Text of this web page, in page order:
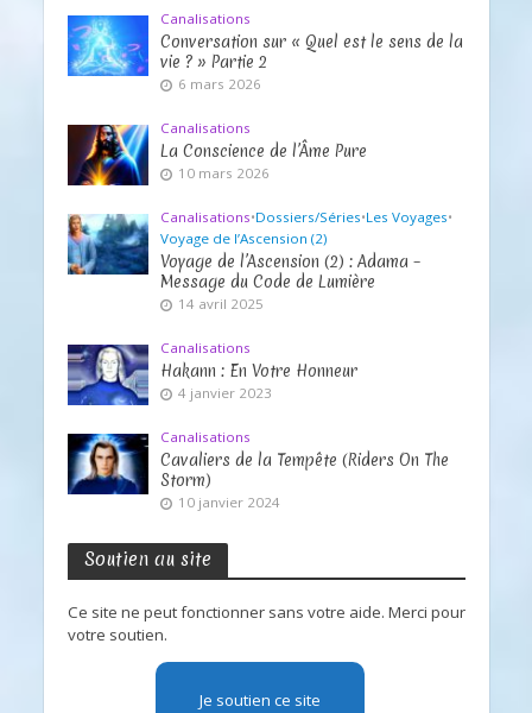
Canalisations
Conversation sur « Quel est le sens de la
vie ? » Partie 2
6 mars 2026
Canalisations
La Conscience de l’Âme Pure
10 mars 2026
Canalisations•Dossiers/Séries•Les Voyages•
Voyage de l’Ascension (2)
Voyage de l’Ascension (2) : Adama –
Message du Code de Lumière
14 avril 2025
Canalisations
Hakann : En Votre Honneur
4 janvier 2023
Canalisations
Cavaliers de la Tempête (Riders On The
Storm)
10 janvier 2024
Soutien au site
Ce site ne peut fonctionner sans votre aide. Merci pour
votre soutien.
Je soutien ce site